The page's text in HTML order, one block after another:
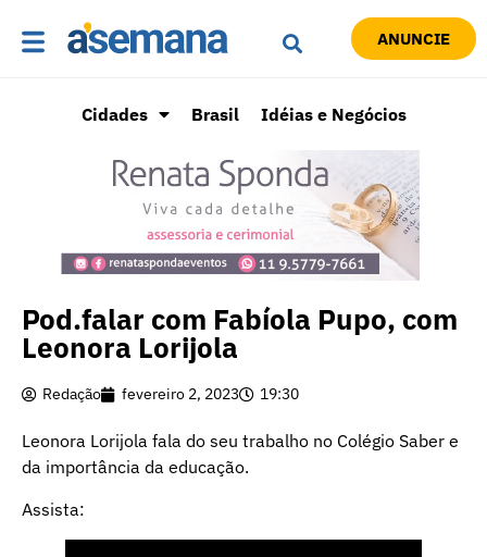
ANUNCIE
Cidades Brasil Idéias e Negócios
Pod.falar com Fabíola Pupo, com
Leonora Lorijola
Redação fevereiro 2, 2023 19:30
Leonora Lorijola fala do seu trabalho no Colégio Saber e
da importância da educação.
Assista: